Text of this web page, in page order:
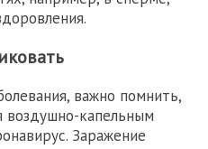
важно помнить,
воздушно-капельным
Заражение